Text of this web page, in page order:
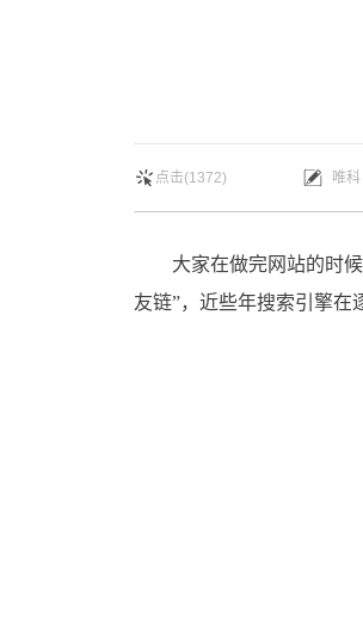
点击(1372) 唯科
大家在做完网站的时候可能都会遇到网站流量很少，甚至没有的情况。就网站的优化和推广而言分为两种，站内优化和站外优化，站外优化简单粗暴“外链
友链”，近些年搜索引擎在